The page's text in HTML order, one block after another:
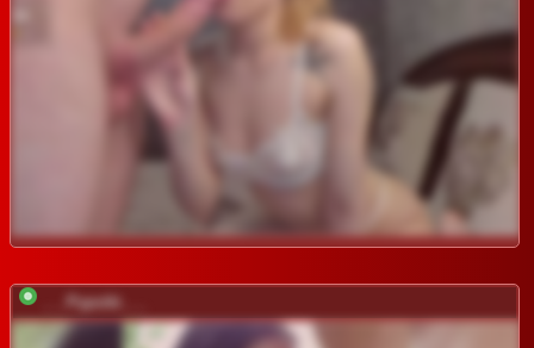
___Pypsiki___